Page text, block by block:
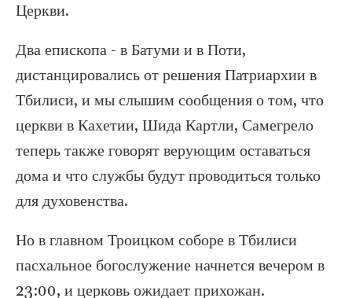
Церкви.
Два епископа - в Батуми и в Поти,
дистанцировались от решения Патриархии в
Тбилиси, и мы слышим сообщения о том, что
церкви в Кахетии, Шида Картли, Самегрело
теперь также говорят верующим оставаться
дома и что службы будут проводиться только
для духовенства.
Но в главном Троицком соборе в Тбилиси
пасхальное богослужение начнется вечером в
23:00, и церковь ожидает прихожан.